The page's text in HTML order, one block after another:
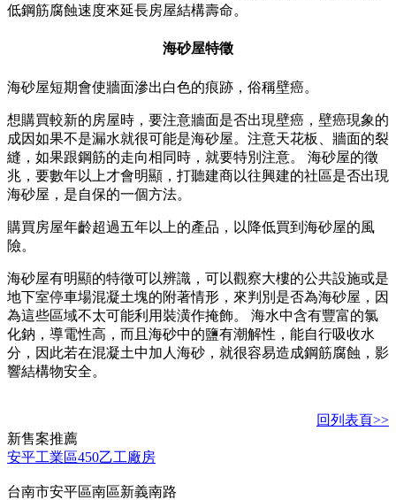
低鋼筋腐蝕速度來延長房屋結構壽命。
海砂屋特徵
海砂屋短期會使牆面滲出白色的痕跡，俗稱壁癌。
想購買較新的房屋時，要注意牆面是否出現壁癌，壁癌現象的
成因如果不是漏水就很可能是海砂屋。注意天花板、牆面的裂
縫，如果跟鋼筋的走向相同時，就要特別注意。 海砂屋的徵
兆，要數年以上才會明顯，打聽建商以往興建的社區是否出現
海砂屋，是自保的一個方法。
購買房屋年齡超過五年以上的產品，以降低買到海砂屋的風
險。
海砂屋有明顯的特徵可以辨識，可以觀察大樓的公共設施或是
地下室停車場混凝土塊的附著情形，來判別是否為海砂屋，因
為這些區域不太可能利用裝潢作掩飾。 海水中含有豐富的氯
化鈉，導電性高，而且海砂中的鹽有潮解性，能自行吸收水
分，因此若在混凝土中加人海砂，就很容易造成鋼筋腐蝕，影
響結構物安全。
回列表頁>>
新售案推薦
安平工業區450乙工廠房
台南市安平區南區新義南路